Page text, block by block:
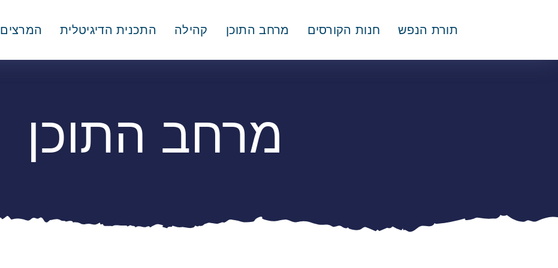
תורת הנפש חנות הקורסים מרחב התוכן קהילה התכנית הדיגיטלית המרצים
מרחב התוכן